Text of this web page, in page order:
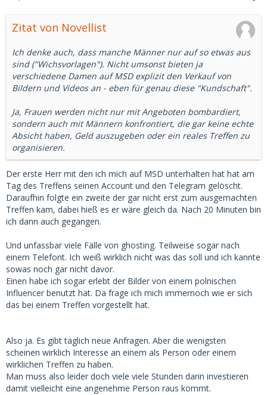
Zitat von Novellist
Ich denke auch, dass manche Männer nur auf so etwas aus
sind ("Wichsvorlagen"). Nicht umsonst bieten ja
verschiedene Damen auf MSD explizit den Verkauf von
Bildern und Videos an - eben für genau diese "Kundschaft".
Ja, Frauen werden nicht nur mit Angeboten bombardiert,
sondern auch mit Männern konfrontiert, die gar keine echte
Absicht haben, Geld auszugeben oder ein reales Treffen zu
organisieren.
Der erste Herr mit den ich mich auf MSD unterhalten hat hat am
Tag des Treffens seinen Account und den Telegram gelöscht.
Daraufhin folgte ein zweite der gar nicht erst zum ausgemachten
Treffen kam, dabei hieß es er wäre gleich da. Nach 20 Minuten bin
ich dann auch gegangen.
Und unfassbar viele Fälle von ghosting. Teilweise sogar nach
einem Telefont. Ich weiß wirklich nicht was das soll und ich kannte
sowas noch gar nicht davor.
Einen habe ich sogar erlebt der Bilder von einem polnischen
Influencer benutzt hat. Da frage ich mich immernoch wie er sich
das bei einem Treffen vorgestellt hat.
Also ja. Es gibt täglich neue Anfragen. Aber die wenigsten
scheinen wirklich Interesse an einem als Person oder einem
wirklichen Treffen zu haben.
Man muss also leider doch viele viele Stunden darin investieren
damit vielleicht eine angenehme Person raus kommt.